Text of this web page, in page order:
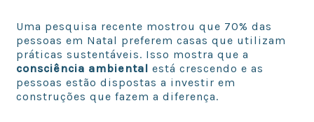
Uma pesquisa recente mostrou que 70% das
pessoas em Natal preferem casas que utilizam
práticas sustentáveis. Isso mostra que a
consciência ambiental está crescendo e as
pessoas estão dispostas a investir em
construções que fazem a diferença.